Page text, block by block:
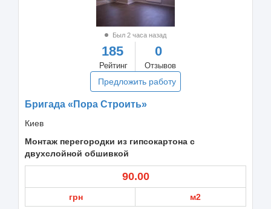
Был 2 часа назад
185
Рейтинг
0
Отзывов
Предложить работу
Бригада «Пора Строить»
Киев
Монтаж перегородки из гипсокартона с
двухслойной обшивкой
90.00
грн м2